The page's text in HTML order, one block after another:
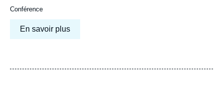
Conférence
En savoir plus